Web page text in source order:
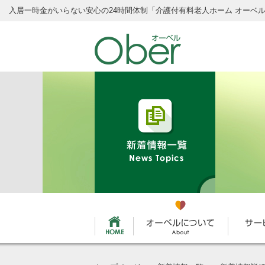
入居一時金がいらない安心の24時間体制 「介護付有料老人ホーム オーベ